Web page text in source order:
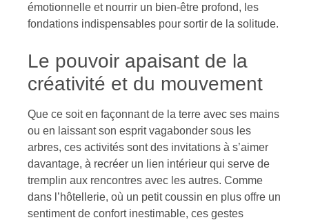
émotionnelle et nourrir un bien-être profond, les
fondations indispensables pour sortir de la solitude.
Le pouvoir apaisant de la
créativité et du mouvement
Que ce soit en façonnant de la terre avec ses mains
ou en laissant son esprit vagabonder sous les
arbres, ces activités sont des invitations à s’aimer
davantage, à recréer un lien intérieur qui serve de
tremplin aux rencontres avec les autres. Comme
dans l’hôtellerie, où un petit coussin en plus offre un
sentiment de confort inestimable, ces gestes